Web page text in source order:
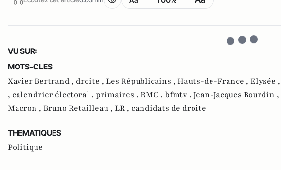
VU SUR:
MOTS-CLES
Xavier Bertrand , droite , Les Républicains , Hauts-de-France , Elysée ,
, calendrier électoral , primaires , RMC , bfmtv , Jean-Jacques Bourdin ,
Macron , Bruno Retailleau , LR , candidats de droite
THEMATIQUES
Politique